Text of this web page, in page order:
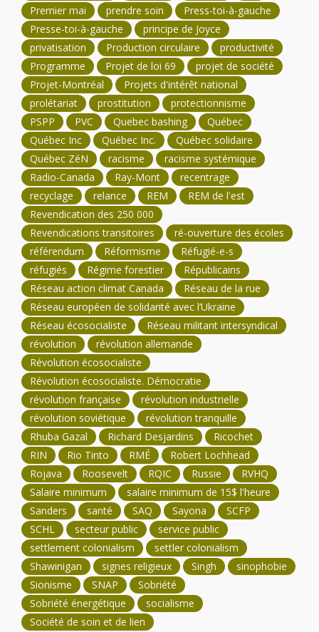
Premier mai
prendre soin
Press-toi-à-gauche
Presse-toi-à-gauche
principe de Joyce
privatisation
Production circulaire
productivité
Programme
Projet de loi 69
projet de société
Projet-Montréal
Projets d'intérêt national
prolétariat
prostitution
protectionnisme
PSPP
PVC Quebec bashing
Québec
Québec Inc
Québec Inc.
Québec solidaire
Québec ZéN
racisme
racisme systémique
Radio-Canada
Ray-Mont
recentrage
recyclage
relance REM
REM de l'est
Revendication des 250 000
Revendications transitoires
ré-ouverture des écoles
référendum
Réformisme
Réfugié-e-s
réfugiés
Régime forestier
Républicains
Réseau action climat Canada
Réseau de la rue
Réseau européen de solidarité avec l’Ukraine
Réseau écosocialiste
Réseau militant intersyndical
révolution
révolution allemande
Révolution écosocialiste
Révolution écosocialiste. Démocratie
révolution française
révolution industrielle
révolution soviétique
révolution tranquille
Rhuba Gazal
Richard Desjardins
Ricochet
RIN
Rio Tinto RMÉ
Robert Lochhead
Rojava
Roosevelt RQIC Russie
RVHQ
Salaire minimum
salaire minimum de 15$ l'heure
Sanders
santé SAQ Sayona
SCFP
SCHL
secteur public
service public
settlement colonialism
settler colonialism
Shawinigan
signes religieux Singh
sinophobie
Sionisme
SNAP
Sobriété
Sobriété énergétique
socialisme
Société de soin et de lien